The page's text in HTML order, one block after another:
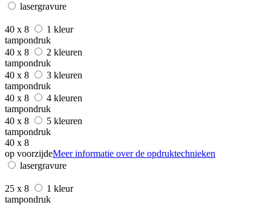
lasergravure
40 x 8
1 kleur
tampondruk
40 x 8
2 kleuren
tampondruk
40 x 8
3 kleuren
tampondruk
40 x 8
4 kleuren
tampondruk
40 x 8
5 kleuren
tampondruk
40 x 8
op voorzijdeMeer informatie over de opdruktechnieken
lasergravure
25 x 8
1 kleur
tampondruk